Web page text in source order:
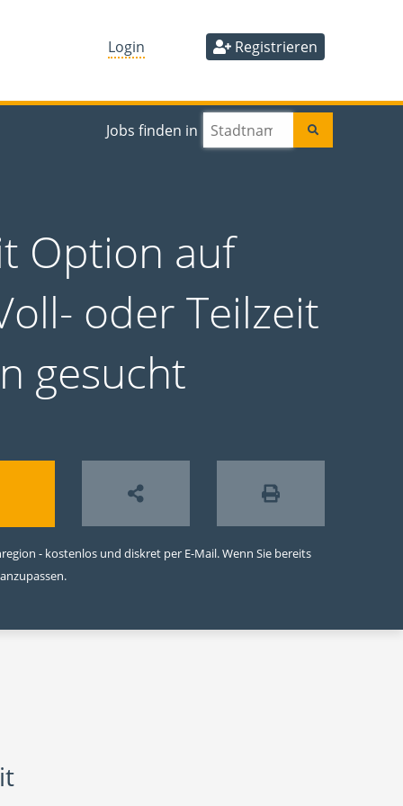
Login Registrieren
Jobs finden in
Option auf
oder Teilzeit
gesucht
- kostenlos und diskret per E-Mail. Wenn Sie bereits